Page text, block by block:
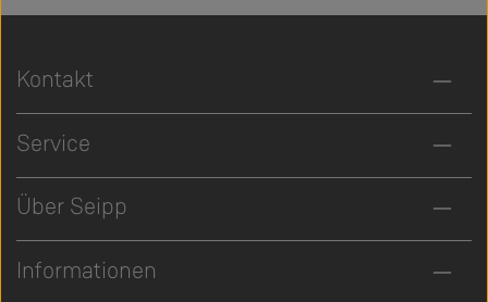
Kontakt
Service
Über Seipp
Informationen